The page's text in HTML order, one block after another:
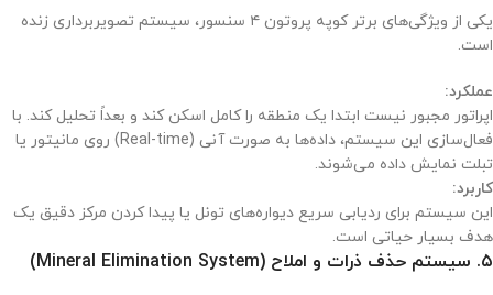
یکی از ویژگی‌های برتر کوپه پروتون ۴ سنسور، سیستم تصویربرداری زنده
است.
عملکرد:
اپراتور مجبور نیست ابتدا یک منطقه را کامل اسکن کند و بعداً تحلیل کند. با
فعال‌سازی این سیستم، داده‌ها به صورت آنی (Real-time) روی مانیتور یا
تبلت نمایش داده می‌شوند.
کاربرد:
این سیستم برای ردیابی سریع دیواره‌های تونل یا پیدا کردن مرکز دقیق یک
هدف بسیار حیاتی است.
۵. سیستم حذف ذرات و املاح (Mineral Elimination System)